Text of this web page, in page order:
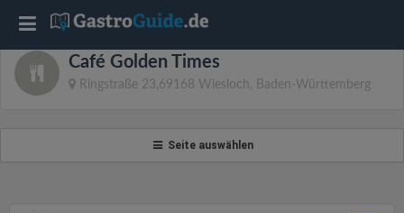
Café Golden Times
Ringstraße 23,69168 Wiesloch, Baden-Württemberg
Seite auswählen
T
o